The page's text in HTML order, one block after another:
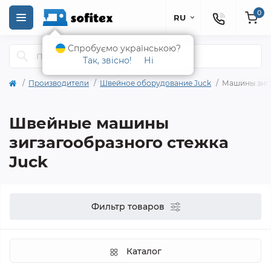
RU 0
Производители Швейное оборудование Juck Машины
Швейные машины
зигзагообразного стежка
Juck
Фильтр товаров
Каталог
Спробуємо українською?
Так, звісно!
Ні